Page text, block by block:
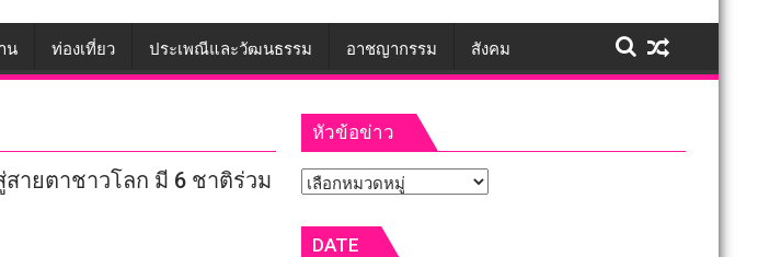
น ท่องเที่ยว ประเพณีและวัฒนธรรม อาชญากรรม สังคม
ายตาชาวโลก มี 6 ชาติร่วม
หัวข้อข่าว
หัวข้อ
DATE